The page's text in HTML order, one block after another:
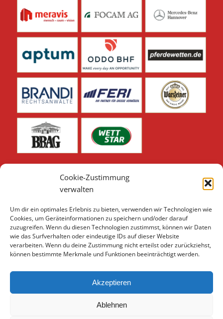
Cookie-Zustimmung
verwalten
Um dir ein optimales Erlebnis zu bieten, verwenden wir Technologien wie
Cookies, um Geräteinformationen zu speichern und/oder darauf
zuzugreifen. Wenn du diesen Technologien zustimmst, können wir Daten
wie das Surfverhalten oder eindeutige IDs auf dieser Website
verarbeiten. Wenn du deine Zustimmung nicht erteilst oder zurückziehst,
können bestimmte Merkmale und Funktionen beeinträchtigt werden.
Akzeptieren
Ablehnen
Unsere weiteren Sponsoren & Partner finden Sie hier:
Sponsoren & Partner 2026